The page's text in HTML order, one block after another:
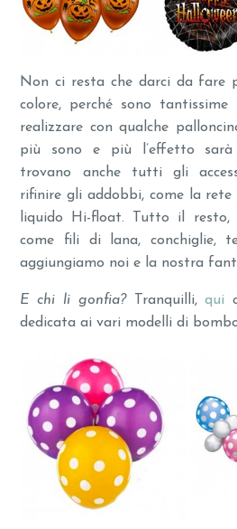
Non ci resta che darci da fare
colore, perché sono tantissime
realizzare con qualche
più sono e più l’effetto
trovano anche tutti gli
rifinire gli addobbi, come la rete
liquido Hi-float. Tutto il resto,
come fili di lana, conchiglie,
aggiungiamo noi e la nostra
E chi li gonfia?Tranquilli,qui
dedicata ai vari modelli di